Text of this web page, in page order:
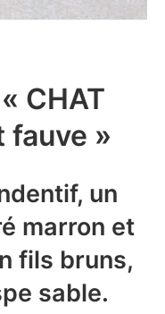
CHAT
fauve »
un
marron et
fils bruns,
sable.